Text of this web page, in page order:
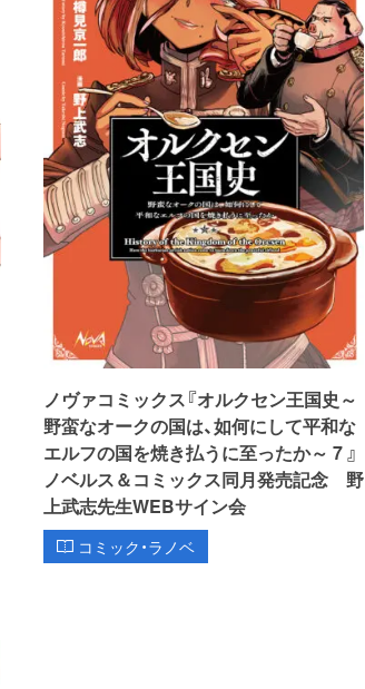
ノヴァコミックス『オルクセン王国史～
野蛮なオークの国は、如何にして平和な
エルフの国を焼き払うに至ったか～ 7 』
ノベルス＆コミックス同月発売記念 野
上武志先生WEBサイン会
コミック・ラノベ